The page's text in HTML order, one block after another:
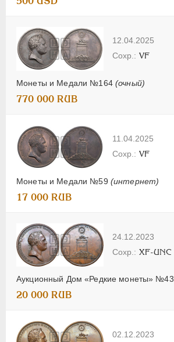
12.04.2025
Монеты и Медали №164 (очный)
VF
770 000 RUB
11.04.2025
Монеты и Медали №59 (интернет)
VF
17 000 RUB
24.12.2023
Аукционный Дом «Редкие монеты» №43
XF-UNC
20 000 RUB
02.12.2023